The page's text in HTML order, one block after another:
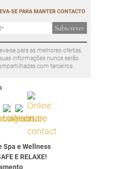
SE PARA MANTER CONTACTO
Subscrever
se para as melhores ofertas.
informações nunca serão
com terceiros.
Spa e Wellness
E RELAXE!